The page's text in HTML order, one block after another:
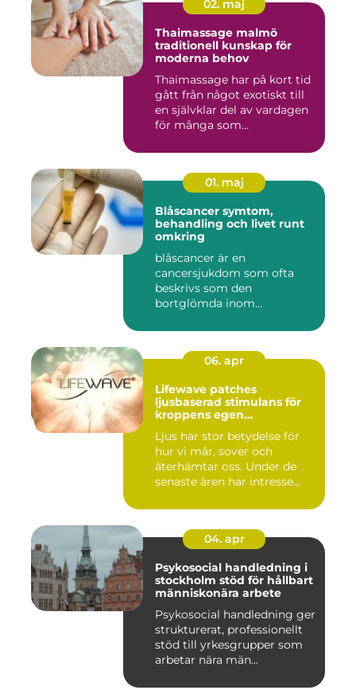
02. maj
Thaimassage malmö
traditionell kunskap för
moderna behov
Thaimassage har på kort tid
gått från något exotiskt till
en självklar del av vardagen
för många som...
01. maj
Blåscancer symtom,
behandling och livet runt
omkring
blåscancer är en
cancersjukdom som ofta
beskrivs som den
bortglömda inom
06. apr
Lifewave patches
ljusbaserad stimulans för
kroppens egen
Ljus har stor betydelse för
hur vi mår, sover och
återhämtar oss. Under de
senaste åren har intresse...
04. apr
Psykosocial handledning i
stockholm stöd för hållbart
människonära arbete
Psykosocial handledning ger
strukturerat, professionellt
stöd till yrkesgrupper som
arbetar nära män...